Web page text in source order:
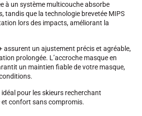
SKI COMPÉTITION
à un système multicouche absorbe
tandis que la technologie brevetée MIPS
lors des impacts, améliorant la
assurent un ajustement précis et agréable,
prolongée. L’accroche masque en
un maintien fiable de votre masque,
pour les skieurs recherchant
confort sans compromis.